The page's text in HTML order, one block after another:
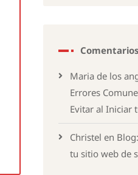
Maria de los
Errores
Evitar al Iniciar
Christel en
tu sitio web de